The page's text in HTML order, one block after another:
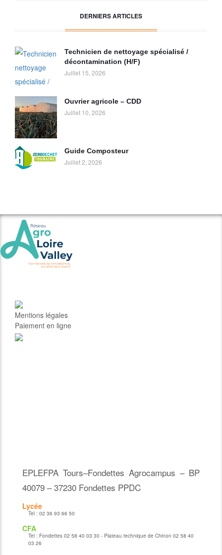
DERNIERS ARTICLES
Technicien de nettoyage spécialisé /
décontamination (H/F)
Juillet 15, 2026
Ouvrier agricole – CDD
Juillet 10, 2026
Guide Composteur
Juillet 2, 2026
Mentions légales
Paiement en ligne
EPLEFPA Tours–Fondettes Agrocampus – BP
40079 – 37230 Fondettes PPDC
Lycée
Tel : 02 36 93 66 50
CFA
Tel : Fondettes 02 58 40 03 30 - Plateau technique de Chinon 02 58 40
03 26